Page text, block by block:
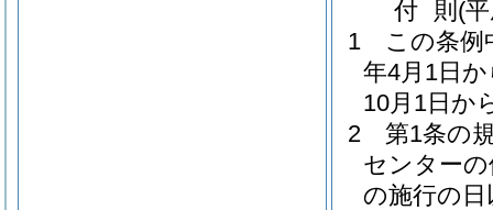
付 則 (
1
この条例
年4月1日
10月1日か
2
第1条の
センター
の施行の